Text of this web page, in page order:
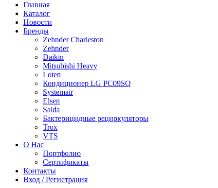
Главная
Каталог
Новости
Бренды
Zehnder Charleston
Zehnder
Daikin
Mitsubishi Heavy
Loten
Кондиционер LG PC09SQ
Systemair
Elsen
Salda
Бактерицидные рециркуляторы
Trox
VTS
О Нас
Портфолио
Сертификаты
Контакты
Вход / Регистрация